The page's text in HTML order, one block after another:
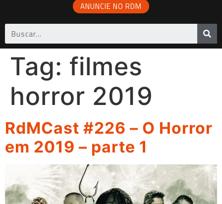
ANUNCIE NO RDM
Tag: filmes
horror 2019
RdMCast #226 – O Horror
em 2019 – parte 1